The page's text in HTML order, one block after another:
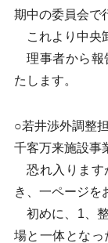
期中の委員会で
これより中央
理事者から報
たします。
○若井渉外調整
千客万来施設事
恐れ入ります
き、一ページを
初めに、1、
場と一体とな